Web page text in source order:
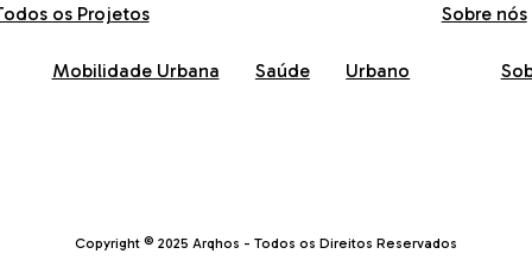
os Projetos
Mobilidade Urbana Saúde Urbano
Sobre nós
Copyright © 2025 Arqhos - Todos os Direitos Reservados